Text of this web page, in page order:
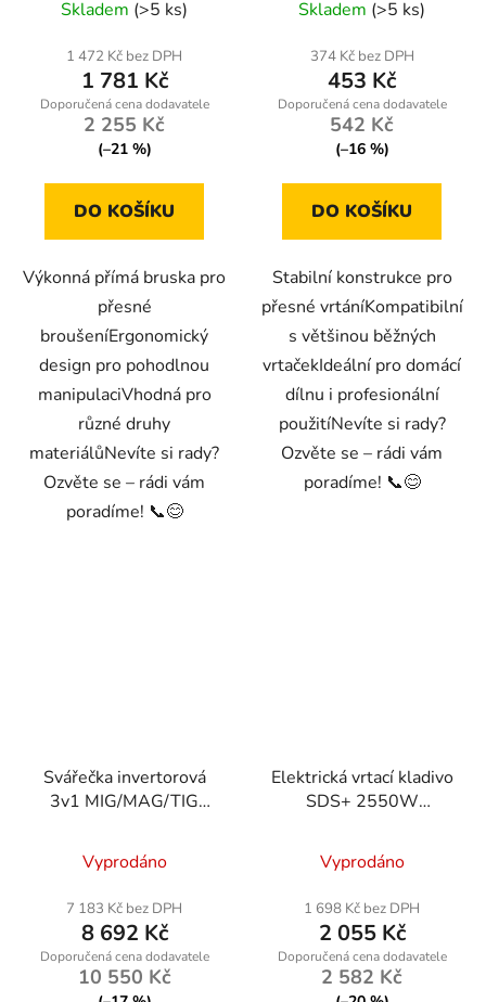
Skladem (>5 ks)
1 472 Kč bez DPH
1 781 Kč
2 255 Kč
(–21 %)
DO KOŠÍKU
Výkonná přímá bruska pro
přesné
broušeníErgonomický
design pro pohodlnou
manipulaciVhodná pro
různé druhy
materiálůNevíte si rady?
Ozvěte se – rádi vám
poradíme! 📞😊
Skladem (>5 ks)
374 Kč bez DPH
453 Kč
542 Kč
(–16 %)
DO KOŠÍKU
Stabilní konstrukce pro
přesné vrtáníKompatibilní
s většinou běžných
vrtačekIdeální pro domácí
dílnu i profesionální
použitíNevíte si rady?
Ozvěte se – rádi vám
poradíme! 📞😊
Svářečka invertorová
3v1 MIG/MAG/TIG
Vyprodáno
7 183 Kč bez DPH
8 692 Kč
10 550 Kč
Elektrická vrtací kladivo
SDS+ 2550W
Vyprodáno
1 698 Kč bez DPH
2 055 Kč
2 582 Kč